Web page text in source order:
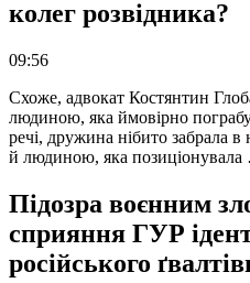
колег розвідника?
09:56
Схоже, адвокат Костянтин
людиною, яка ймовірно
речі, дружина нібито забрала в
й людиною, яка
Підозра воєнним
сприяння ГУР
російського